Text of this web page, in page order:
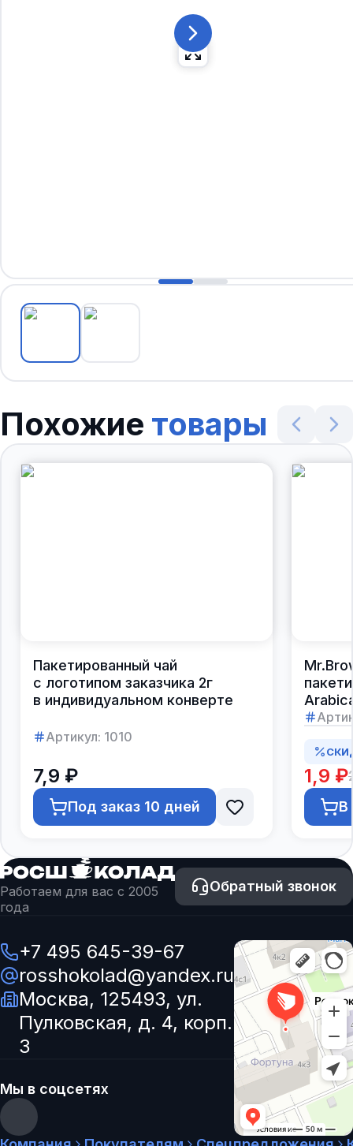
Похожие товары
Пакетированный чай
с логотипом заказчика 2г
в индивидуальном конверте
Артикул: 1010
7,9 ₽
Под заказ 10 дней
1,9 ₽
В
Работаем для вас с 2005
года
Обратный звонок
+7 495 645-39-67
rosshokolad@yandex.ru
Москва, 125493, ул.
Пулковская, д. 4, корп.
3
Мы в соцсетях